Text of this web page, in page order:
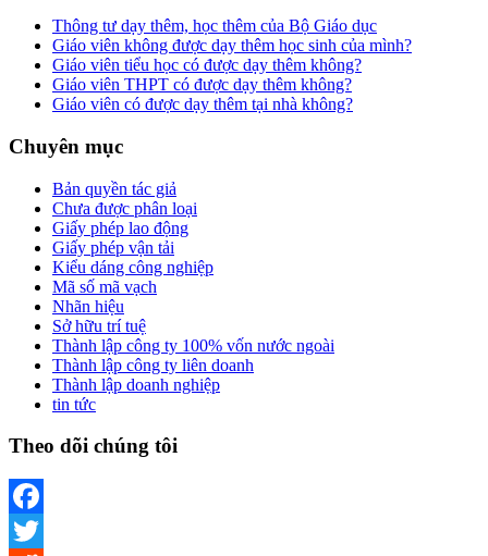
Thông tư dạy thêm, học thêm của Bộ Giáo dục
Giáo viên không được dạy thêm học sinh của mình?
Giáo viên tiểu học có được dạy thêm không?
Giáo viên THPT có được dạy thêm không?
Giáo viên có được dạy thêm tại nhà không?
Chuyên mục
Bản quyền tác giả
Chưa được phân loại
Giấy phép lao động
Giấy phép vận tải
Kiểu dáng công nghiệp
Mã số mã vạch
Nhãn hiệu
Sở hữu trí tuệ
Thành lập công ty 100% vốn nước ngoài
Thành lập công ty liên doanh
Thành lập doanh nghiệp
tin tức
Theo dõi chúng tôi
Facebook